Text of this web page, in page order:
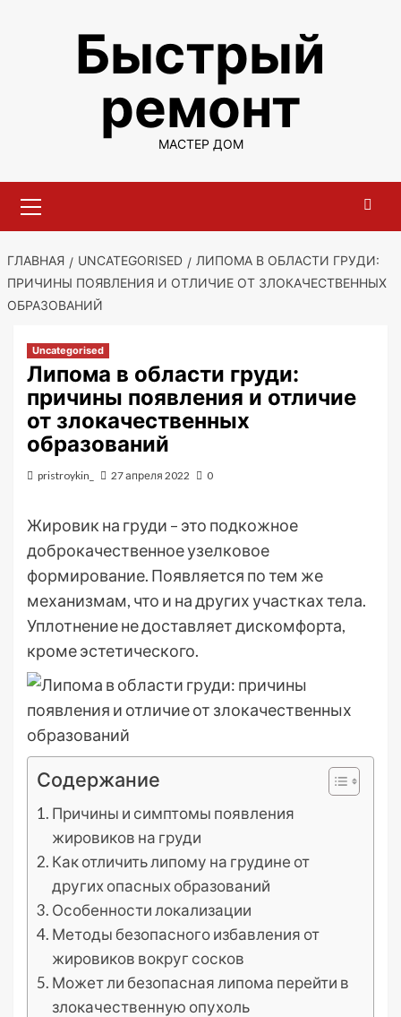
содержимомуБыстрый
ремонт
МАСТЕР ДОМ
меню
ГЛАВНАЯ UNCATEGORISED
ЛИПОМА В ОБЛАСТИ ГРУДИ:
ПРИЧИНЫ ПОЯВЛЕНИЯ И ОТЛИЧИЕ ОТ ЗЛОКАЧЕСТВЕННЫХ
ОБРАЗОВАНИЙ
Uncategorised
Липома в области груди:
причины появления и отличие
от злокачественных
образований
pristroykin_ 27 апреля 2022 0
Жировик на груди – это подкожное
доброкачественное узелковое
формирование. Появляется по тем же
механизмам, что и на других участках тела.
Уплотнение не доставляет дискомфорта,
кроме эстетического.
Содержание
Причины и симптомы появления
жировиков на груди
Как отличить липому на грудине от
других опасных образований
Особенности локализации
Методы безопасного избавления от
жировиков вокруг сосков
Может ли безопасная липома перейти в
злокачественную опухоль